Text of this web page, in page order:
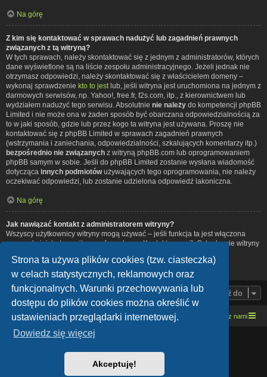
Strona ta używa plików cookies (tzw. ciasteczka)
w celach statystycznych, reklamowych oraz
funkcjonalnych. Warunki przechowywania lub
dostępu do plików cookies można określić w
ustawieniach przeglądarki internetowej.
Dowiedz się więcej
Akceptuję!
Na górę
Z kim się kontaktować w sprawach nadużyć lub zagadnień prawnych
związanych z tą witryną?
W tych sprawach, należy skontaktować się z jednym z administratorów, których
dane wyświetlone są na liście zespołu administracyjnego. Jeżeli jednak nie
otrzymasz odpowiedzi, należy skontaktować się z właścicielem domeny –
wykonaj sprawdzenie kto to jest lub, jeśli witryna jest uruchomiona na jednym z
darmowych serwisów, np. Yahoo!, free.fr, f2s.com, itp., z kierownictwem lub
wydziałem nadużyć tego serwisu. Absolutnie nie należy do kompetencji phpBB
Limited i nie może ona w żaden sposób być obarczana odpowiedzialnością za
to w jaki sposób, gdzie lub przez kogo ta witryna jest używana. Proszę nie
kontaktować się z phpBB Limited w sprawach zagadnień prawnych
(wstrzymania i zaniechania, odpowiedzialności, szkalujących komentarzy itp.)
bezpośrednio nie związanych z witryną phpBB.com lub oprogramowaniem
phpBB samym w sobie. Jeśli do phpBB Limited zostanie wysłana wiadomość
dotycząca innych podmiotówużywających tego oprogramowania, nie należy
oczekiwać odpowiedzi, lub zostanie udzielona odpowiedź lakoniczna.
Na górę
Jak nawiązać kontakt z administratorem witryny?
Wszyscy użytkownicy witryny mogą używać – jeśli funkcja ta jest włączona
przez administratora witryny – formularza „Kontakt z nami”. Członkowie witryny
Na górę
Przejdź do
Strona domowa Kresowe forum motocyklowe Kontakt z nami
Technologię dostarczaphpBB® Forum Software © phpBB Limited
Polski pakiet językowy dostarcza